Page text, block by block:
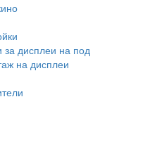
за дисплеи на под
на дисплеи